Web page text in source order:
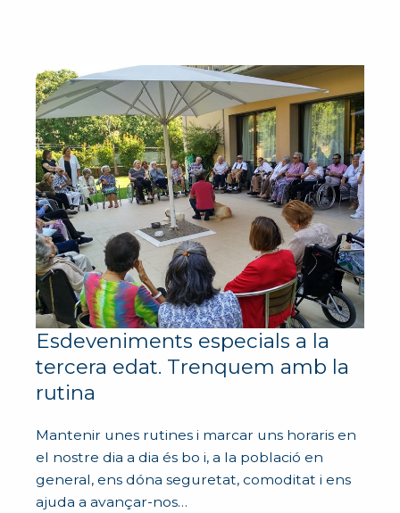
Esdeveniments especials a la
tercera edat. Trenquem amb la
rutina
Mantenir unes rutines i marcar uns horaris en
el nostre dia a dia és bo i, a la població en
general, ens dóna seguretat, comoditat i ens
ajuda a avançar-nos…